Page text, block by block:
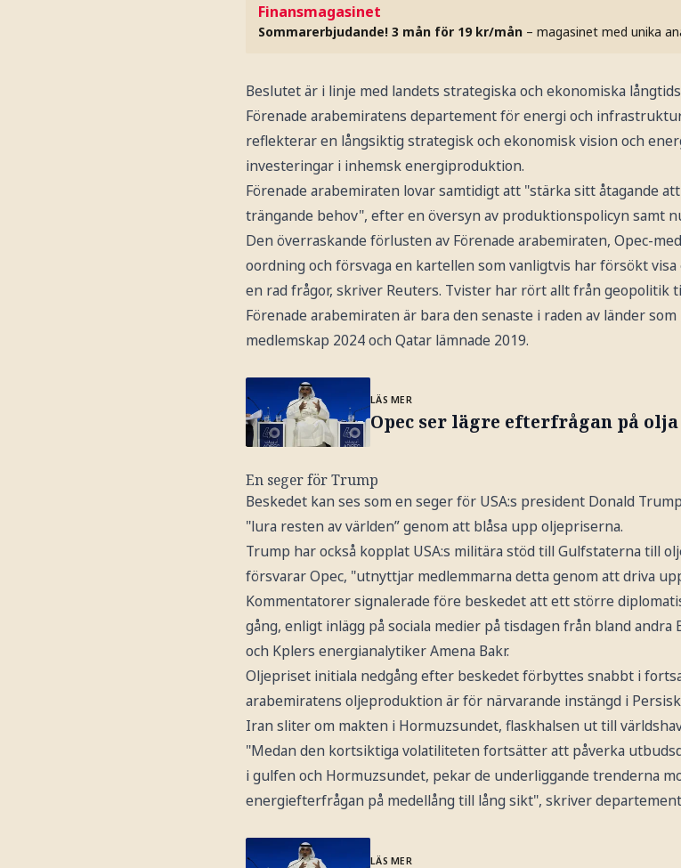
Finansmagasinet
Sommarerbjudande! 3 mån för 19 kr/mån – magasinet med unika
Beslutet är i linje med landets strategiska och ekonomiska
Förenade arabemiratens departement för energi och
reflekterar en långsiktig strategisk och ekonomisk vision och
investeringar i inhemsk energiproduktion.
Förenade arabemiraten lovar samtidigt att "stärka sitt åtagande
trängande behov", efter en översyn av produktionspolicyn samt
Den överraskande förlusten av Förenade arabemiraten, Opec-
oordning och försvaga en kartellen som vanligtvis har försökt
en rad frågor, skriver Reuters. Tvister har rört allt från geopolitik
Förenade arabemiraten är bara den senaste i raden av länder
medlemskap 2024 och Qatar lämnade 2019.
LÄS MER
Opec ser lägre efterfrågan på olja
En seger för Trump
Beskedet kan ses som en seger för USA:s president Donald
"lura resten av världen” genom att blåsa upp oljepriserna.
Trump har också kopplat USA:s militära stöd till Gulfstaterna till
försvarar Opec, "utnyttjar medlemmarna detta genom att driva
Kommentatorer signalerade före beskedet att ett större
gång, enligt inlägg på sociala medier på tisdagen från bland
och Kplers energianalytiker Amena Bakr.
Oljepriset initiala nedgång efter beskedet förbyttes snabbt i
arabemiratens oljeproduktion är för närvarande instängd i
Iran sliter om makten i Hormuzsundet, flaskhalsen ut till
"Medan den kortsiktiga volatiliteten fortsätter att påverka
i gulfen och Hormuzsundet, pekar de underliggande trenderna
energiefterfrågan på medellång till lång sikt", skriver
LÄS MER